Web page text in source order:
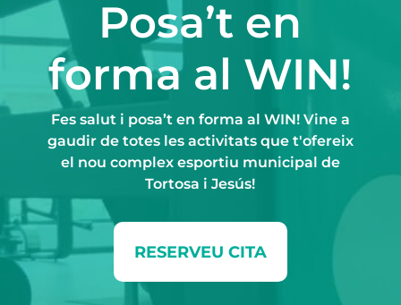
Posa’t en
forma al WIN!
Fes salut i posa’t en forma al WIN! Vine a
gaudir de totes les activitats que t'ofereix
el nou complex esportiu municipal de
Tortosa i Jesús!
RESERVEU CITA